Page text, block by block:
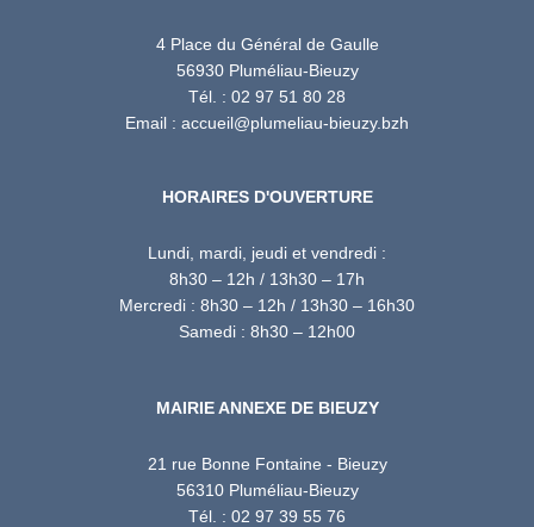
4 Place du Général de Gaulle
56930 Pluméliau-Bieuzy
Tél. : 02 97 51 80 28
Email : accueil@plumeliau-bieuzy.bzh
HORAIRES D'OUVERTURE
Lundi, mardi, jeudi et vendredi :
8h30 – 12h / 13h30 – 17h
Mercredi : 8h30 – 12h / 13h30 – 16h30
Samedi : 8h30 – 12h00
MAIRIE ANNEXE DE BIEUZY
21 rue Bonne Fontaine - Bieuzy
56310 Pluméliau-Bieuzy
Tél. : 02 97 39 55 76